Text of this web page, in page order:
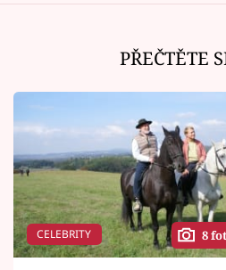
PŘEČTĚTE
CELEBRITY 8